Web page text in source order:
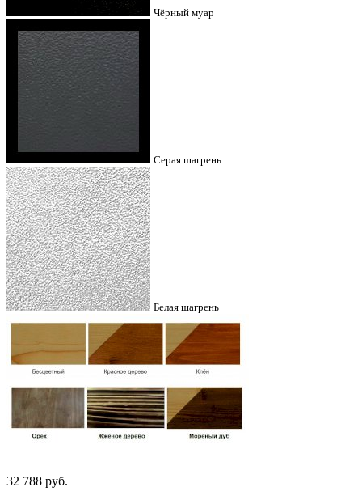
Чёрный муар
Серая шагрень
Белая шагрень
32 788 руб.